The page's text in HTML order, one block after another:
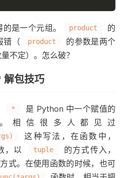
的是一个元组。 product
的
错（
product
的参数是两个
不定）。怎么破？
包技巧
*
是 Python 中一个赋值的
相信很多人都见过
这种写法，在函数中，
，以 tuple 的方式传入，
式。在使用函数的时候，也可